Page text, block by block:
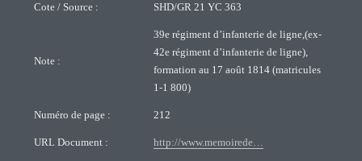
Cote / Source : SHD/GR 21 YC 363
Note :
39e régiment d’infanterie de ligne,(ex-
42e régiment d’infanterie de ligne),
formation au 17 août 1814 (matricules
1-1 800)
Numéro de page : 212
URL Document : http://www.memoirede…